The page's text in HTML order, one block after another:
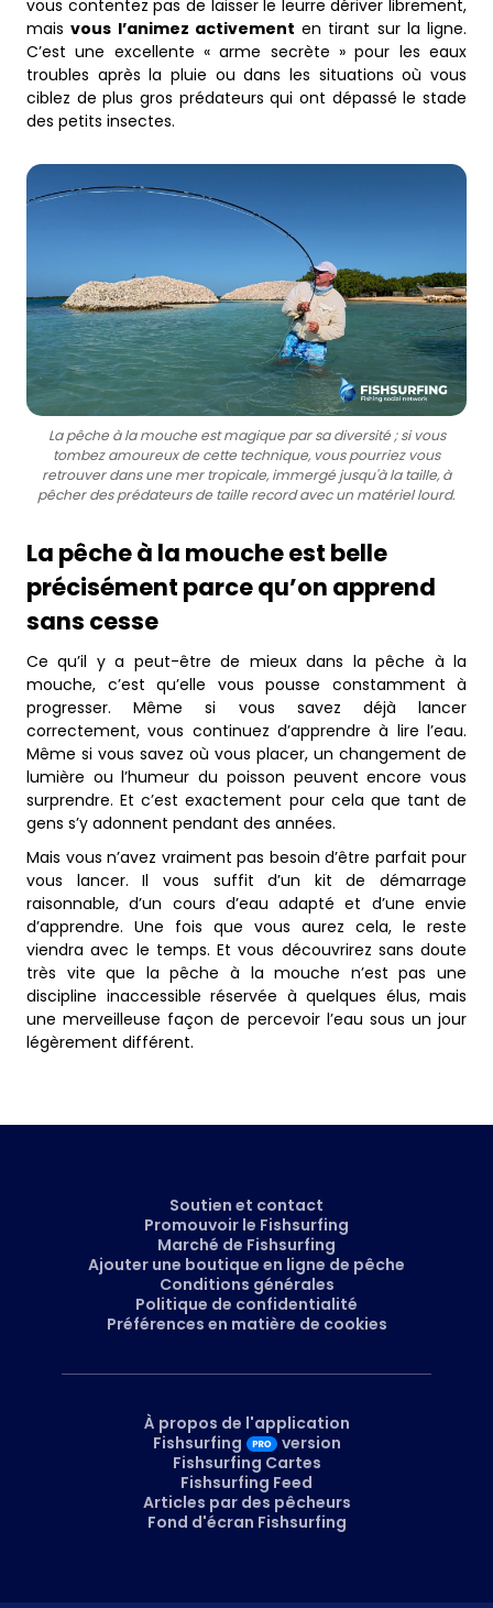
vous contentez pas de laisser le leurre dériver librement,
maisvous l’animez activement en tirant sur la ligne.
C’est une excellente « arme secrète » pour les eaux
troubles après la pluie ou dans les situations où vous
ciblez de plus gros prédateurs qui ont dépassé le stade
des petits insectes.
La pêche à la mouche est magique par sa diversité ; si vous
tombez amoureux de cette technique, vous pourriez vous
retrouver dans une mer tropicale, immergé jusqu'à la taille, à
pêcher des prédateurs de taille record avec un matériel lourd.
La pêche à la mouche est belle
précisément parce qu’on apprend
sans cesse
Ce qu’il y a peut-être de mieux dans la pêche à la
mouche, c’est qu’elle vous pousse constamment à
progresser. Même si vous savez déjà lancer
correctement, vous continuez d’apprendre à lire l’eau.
Même si vous savez où vous placer, un changement de
lumière ou l’humeur du poisson peuvent encore vous
surprendre. Et c’est exactement pour cela que tant de
gens s’y adonnent pendant des années.
Mais vous n’avez vraiment pas besoin d’être parfait pour
vous lancer. Il vous suffit d’un kit de démarrage
raisonnable, d’un cours d’eau adapté et d’une envie
d’apprendre. Une fois que vous aurez cela, le reste
viendra avec le temps. Et vous découvrirez sans doute
très vite que la pêche à la mouche n’est pas une
discipline inaccessible réservée à quelques élus, mais
une merveilleuse façon de percevoir l’eau sous un jour
légèrement différent.
Soutien et contact
Promouvoir le Fishsurfing
Marché de Fishsurfing
Ajouter une boutique en ligne de pêche
Conditions générales
Politique de confidentialité
Préférences en matière de cookies
À propos de l'application
Fishsurfing
version
Fishsurfing Cartes
Fishsurfing Feed
Articles par des pêcheurs
Fond d'écran Fishsurfing